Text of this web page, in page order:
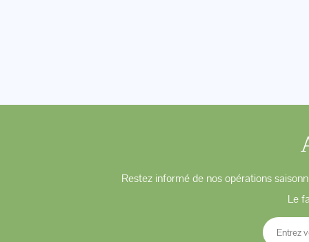
Restez informé de nos opérations
Le